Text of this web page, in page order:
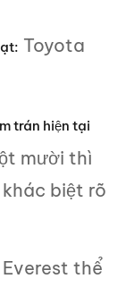
Toyota
trán hiện tại
mười thì
biệt rõ
thể